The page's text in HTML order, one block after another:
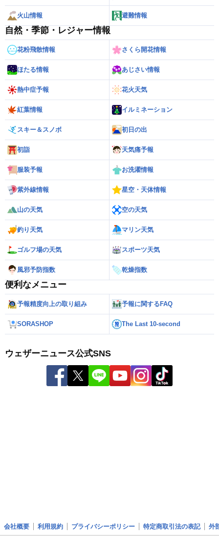
火山情報 避難情報
自然・季節・レジャー情報
花粉飛散情報 さくら開花情報
ほたる情報 あじさい情報
熱中症予報 花火天気
紅葉情報 イルミネーション
スキー＆スノボ 初日の出
初詣 天気痛予報
服装予報 お洗濯情報
紫外線情報 星空・天体情報
山の天気 空の天気
釣り天気 マリン天気
ゴルフ場の天気 スポーツ天気
風邪予防指数 乾燥指数
便利なメニュー
予報精度向上の取り組み 予報に関するFAQ
SORASHOP The Last 10-second
ウェザーニュース公式SNS
会社概要 利用規約 プライバシーポリシー 特定商取引法の表記 外